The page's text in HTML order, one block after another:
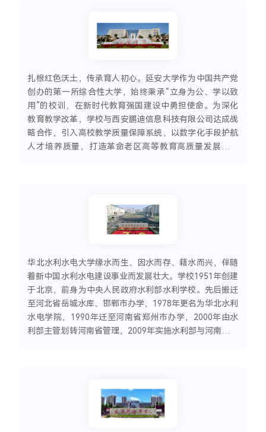
扎根红色沃土，传承育人初心。延安大学作为中国共产党
创办的第一所综合性大学，始终秉承“立身为公、学以致
用”的校训，在新时代教育强国建设中勇担使命。为深化
教育教学改革，学校与西安鹏迪信息科技有限公司达成战
略合作，引入高校教学质量保障系统，以数字化手段护航
人才培养质量，打造革命老区高等教育高质量发展新范
华北水利水电大学缘水而生、因水而存、籍水而兴，伴随
着新中国水利水电建设事业而发展壮大。学校1951年创建
于北京，前身为中央人民政府水利部水利学校。先后搬迁
至河北省岳城水库、邯郸市办学，1978年更名为华北水利
水电学院，1990年迁至河南省郑州市办学，2000年由水
利部主管划转河南省管理，2009年实施水利部与河南省共
生招生资格高校、“金砖国家网络大学”中方成员牵头高
校、河南省唯一一所中非高校百校合作计划中方成员高